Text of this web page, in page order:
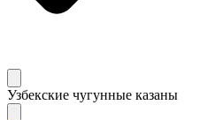
Узбекские чугунные казаны